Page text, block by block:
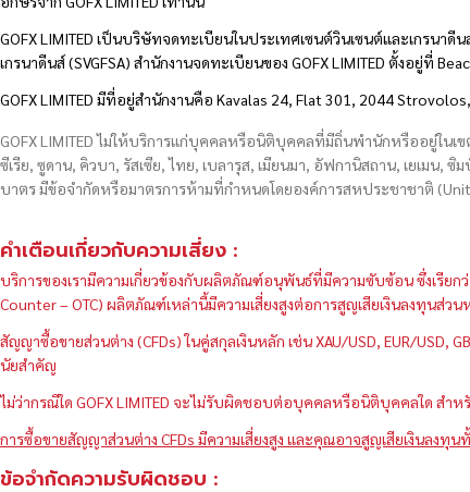
GOFX LIMITED เป็นบริษัทจดทะเบียนในประเทศเซนต์วินเซนต์และเกรนา
เกรนาดีนส์ (SVGFSA) สำนักงานจดทะเบียนของ GOFX LIMITED ตั้งอยู่ที่
GOFX LIMITED มีที่อยู่สำนักงานคือ Kavalas 24, Flat 301, 2044
GOFX LIMITED ไม่ให้บริการแก่บุคคลหรือนิติบุคคลที่มีถิ่นพำนักหรืออยู่ใน
ซีเรีย, ซูดาน, คิวบา, รัสเซีย, ไทย, เบลารุส, เมียนมา, อัฟกานิสถาน, เยเมน,
บาตร มีข้อจำกัดหรือมาตรการห้ามที่กำหนดโดยองค์การสหประชาชาติ
คำเตือนเกี่ยวกับความเสี่ยง :
บริการของเรามีความเกี่ยวข้องกับผลิตภัณฑ์อนุพันธ์ที่มีความซับซ้อน ซึ่งเรีย
Counter – OTC) ผลิตภัณฑ์เหล่านี้มีความเสี่ยงสูงต่อการสูญเสียเงินลงทุนส่ว
สัญญาซื้อขายส่วนต่าง (CFDs) ในคู่สกุลเงินหลัก เช่น XAU/USD, EUR/USD,
นัยสำคัญ
ไม่ว่ากรณีใด GOFX LIMITED จะไม่รับผิดชอบต่อบุคคลหรือนิติบุคคลใด สำ
การซื้อขายสัญญาส่วนต่าง CFDs มีความเสี่ยงสูง และคุณอาจสูญเสียเงินลงทุ
ข้อจำกัดความรับผิดชอบ :